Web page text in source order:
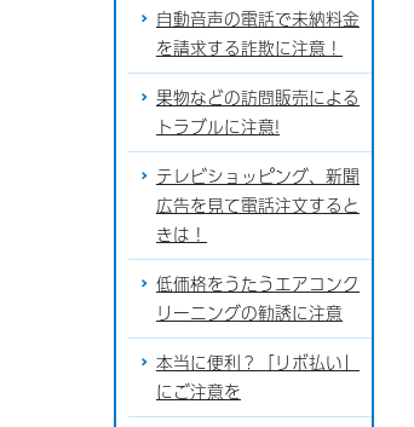
自動音声の電話で未納料金
を請求する詐欺に注意！
果物などの訪問販売による
トラブルに注意!
テレビショッピング、新聞
広告を見て電話注文すると
きは！
低価格をうたうエアコンク
リーニングの勧誘に注意
本当に便利？「リボ払い」
にご注意を